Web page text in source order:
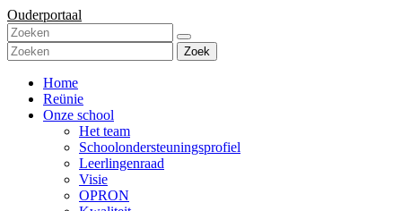
Ouderportaal
Zoek
Home
Reünie
Onze school
Het team
Schoolondersteuningsprofiel
Leerlingenraad
Visie
OPRON